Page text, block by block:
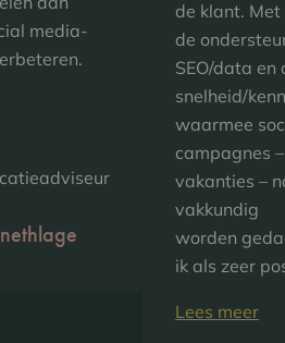
media-
de klant. Met
de
SEO/data en
snelheid/
waarmee
campagnes
vakanties –
vakkundig
worden
ik als zeer
Lees meer